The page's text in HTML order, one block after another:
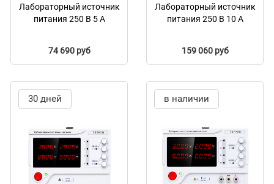
Лабораторный источник
питания 250 В 5 А
74 690 руб
Лабораторный источник
питания 250 В 10 А
159 060 руб
30 дней в наличии